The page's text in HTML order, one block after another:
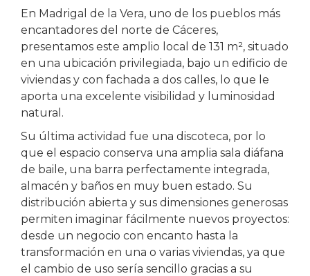
En Madrigal de la Vera, uno de los pueblos más
encantadores del norte de Cáceres,
presentamos este amplio local de 131 m², situado
en una ubicación privilegiada, bajo un edificio de
viviendas y con fachada a dos calles, lo que le
aporta una excelente visibilidad y luminosidad
natural.
Su última actividad fue una discoteca, por lo
que el espacio conserva una amplia sala diáfana
de baile, una barra perfectamente integrada,
almacén y baños en muy buen estado. Su
distribución abierta y sus dimensiones generosas
permiten imaginar fácilmente nuevos proyectos:
desde un negocio con encanto hasta la
transformación en una o varias viviendas, ya que
el cambio de uso sería sencillo gracias a su